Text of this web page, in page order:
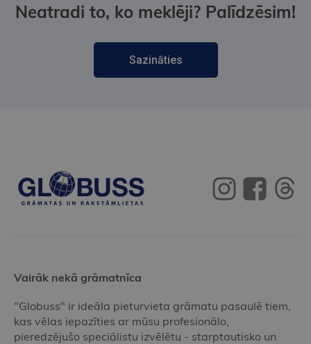
Neatradi to, ko meklēji? Palīdzēsim!
Sazināties
Vairāk nekā grāmatnīca
"Globuss" ir ideāla pieturvieta grāmatu pasaulē tiem,
kas vēlas iepazīties ar mūsu profesionālo,
pieredzējušo speciālistu izvēlētu - starptautisko un